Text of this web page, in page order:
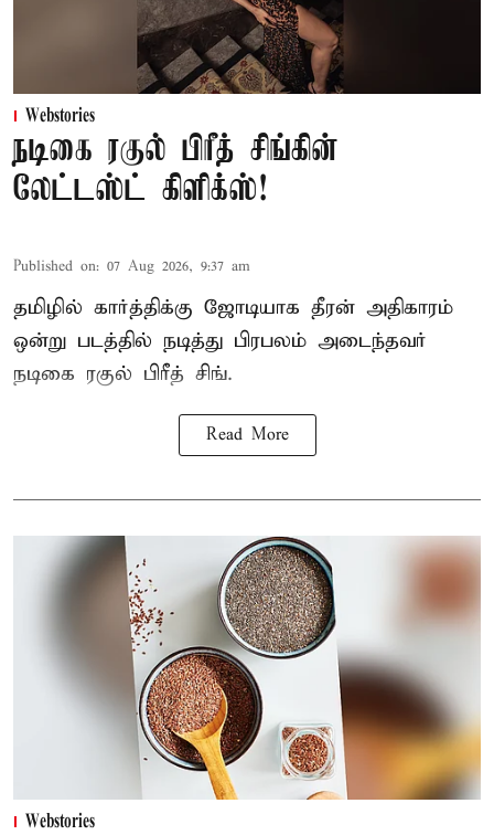
Webstories
நடிகை ரகுல் பிரீத் சிங்கின்
லேட்டஸ்ட் கிளிக்ஸ்!
Published on: 07 Aug 2026, 9:37 am
தமிழில் கார்த்திக்கு ஜோடியாக தீரன் அதிகாரம்
ஒன்று படத்தில் நடித்து பிரபலம் அடைந்தவர்
நடிகை ரகுல் பிரீத் சிங்.
Read More
Webstories